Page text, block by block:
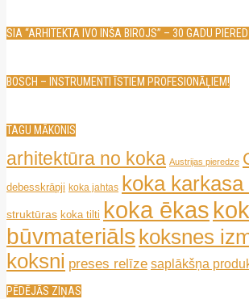
SIA “ARHITEKTA IVO INŠA BIROJS” – 30 GADU
BOSCH – INSTRUMENTI ĪSTIEM PROFESIONĀĻIEM!
TAGU MĀKONIS
arhitektūra no koka Austrijas pieredze
debesskrāpji koka jahtas koka karkasa
struktūras koka tilti koka ēkas
būvmateriāls koksnes
koksni preses relīze saplākšņa
PĒDĒJĀS ZIŅAS